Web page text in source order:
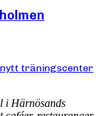
träningscenter
i Härnösands